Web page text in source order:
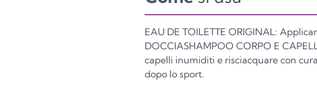
EAU DE TOILETTE ORIGINAL:
DOCCIASHAMPOO CORPO E
capelli inumiditi e risciacquare con
dopo lo sport.